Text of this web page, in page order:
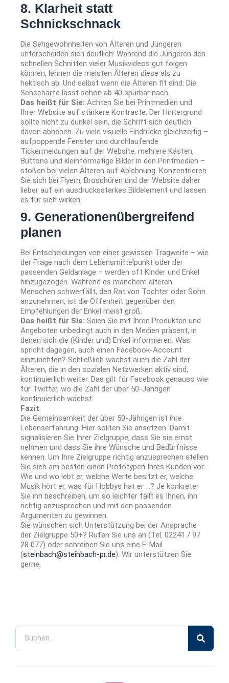
8. Klarheit statt
Schnickschnack
Die Sehgewohnheiten von Älteren und Jüngeren
unterscheiden sich deutlich: Während die Jüngeren den
schnellen Schnitten vieler Musikvideos gut folgen
können, lehnen die meisten Älteren diese als zu
hektisch ab. Und selbst wenn die Älteren fit sind: Die
Sehschärfe lässt schon ab 40 spürbar nach.
Das heißt für Sie: Achten Sie bei Printmedien und
Ihrer Website auf stärkere Kontraste. Der Hintergrund
sollte nicht zu dunkel sein, die Schrift sich deutlich
davon abheben. Zu viele visuelle Eindrücke gleichzeitig –
aufpoppende Fenster und durchlaufende
Tickermeldungen auf der Website, mehrere Kästen,
Buttons und kleinformatige Bilder in den Printmedien –
stoßen bei vielen Älteren auf Ablehnung. Konzentrieren
Sie sich bei Flyern, Broschüren und der Website daher
lieber auf ein ausdrucksstarkes Bildelement und lassen
es für sich wirken.
9. Generationenübergreifend
planen
Bei Entscheidungen von einer gewissen Tragweite – wie
der Frage nach dem Lebensmittelpunkt oder der
passenden Geldanlage – werden oft Kinder und Enkel
hinzugezogen. Während es manchem älteren
Menschen schwerfällt, den Rat von Tochter oder Sohn
anzunehmen, ist die Offenheit gegenüber den
Empfehlungen der Enkel meist groß.
Das heißt für Sie: Seien Sie mit Ihren Produkten und
Angeboten unbedingt auch in den Medien präsent, in
denen sich die (Kinder und) Enkel informieren. Was
spricht dagegen, auch einen Facebook-Account
einzurichten? Schließlich wächst auch die Zahl der
Älteren, die in den sozialen Netzwerken aktiv sind,
kontinuierlich weiter. Das gilt für Facebook genauso wie
für Twitter, wo die Zahl der über 50-Jährigen
kontinuierlich wächst.
Fazit
Die Gemeinsamkeit der über 50-Jährigen ist ihre
Lebenserfahrung. Hier sollten Sie ansetzen. Damit
signalisieren Sie Ihrer Zielgruppe, dass Sie sie ernst
nehmen und dass Sie ihre Wünsche und Bedürfnisse
kennen. Um Ihre Zielgruppe richtig anzusprechen stellen
Sie sich am besten einen Prototypen Ihres Kunden vor:
Wie und wo lebt er, welche Werte besitzt er, welche
Musik hört er, was für Hobbys hat er …? Je konkreter
Sie ihn beschreiben, um so leichter fällt es Ihnen, ihn
richtig anzusprechen und mit den passenden
Argumenten zu gewinnen.
Sie wünschen sich Unterstützung bei der Ansprache
der Zielgruppe 50+? Rufen Sie uns an (Tel. 02241 / 97
28 077) oder schreiben Sie uns eine E-Mail
(steinbach@steinbach-pr.de). Wir unterstützen Sie
gerne.